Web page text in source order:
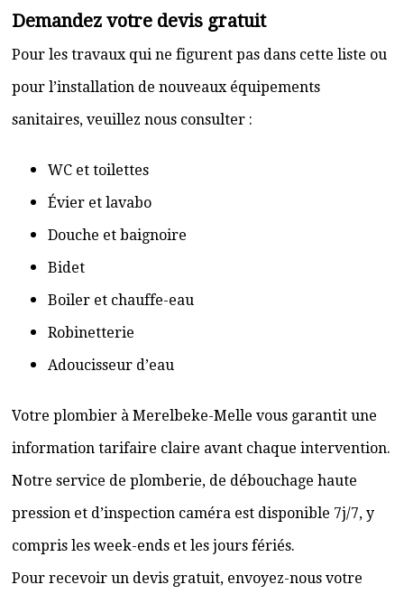
Demandez votre devis gratuit
Pour les travaux qui ne figurent pas dans cette liste ou
pour l’installation de nouveaux équipements
sanitaires, veuillez nous consulter :
WC et toilettes
Évier et lavabo
Douche et baignoire
Bidet
Boiler et chauffe-eau
Robinetterie
Adoucisseur d’eau
Votre plombier à Merelbeke-Melle vous garantit une
information tarifaire claire avant chaque intervention.
Notre service de plomberie, de débouchage haute
pression et d’inspection caméra est disponible 7j/7, y
compris les week-ends et les jours fériés.
Pour recevoir un devis gratuit, envoyez-nous votre